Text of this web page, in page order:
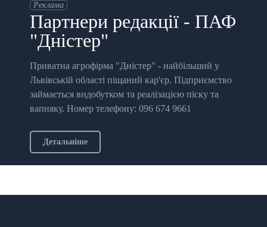
Реклама
Партнери редакції - ПАФ
"Дністер"
Приватна агрофірма "Дністер" - найбільший у
Львівській області піщаний кар'єр. Підприємство
займається видобутком та реалізацією піску та
вапняку. Номер телефону: 096 674 9661
Детальніше